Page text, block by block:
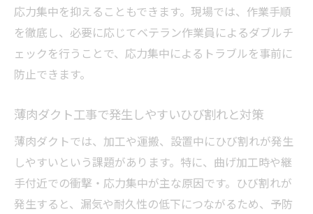
応力集中を抑えることもできます。現場では、作業手順
を徹底し、必要に応じてベテラン作業員によるダブルチ
ェックを行うことで、応力集中によるトラブルを事前に
防止できます。
薄肉ダクト工事で発生しやすいひび割れと対策
薄肉ダクトでは、加工や運搬、設置中にひび割れが発生
しやすいという課題があります。特に、曲げ加工時や継
手付近での衝撃・応力集中が主な原因です。ひび割れが
発生すると、漏気や耐久性の低下につながるため、予防